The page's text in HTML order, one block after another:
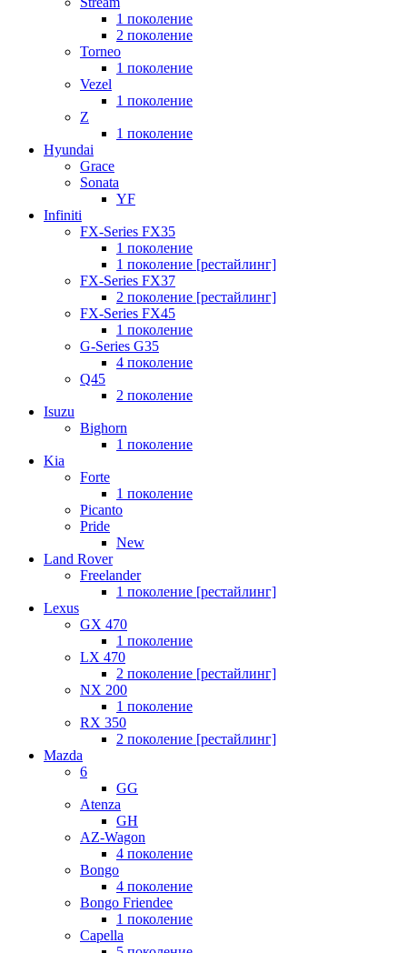
1 поколение
2 поколение
Torneo
1 поколение
Vezel
1 поколение
Z
1 поколение
Hyundai
Grace
Sonata
YF
Infiniti
FX-Series FX35
1 поколение
1 поколение [рестайлинг]
FX-Series FX37
2 поколение [рестайлинг]
FX-Series FX45
1 поколение
G-Series G35
4 поколение
Q45
2 поколение
Isuzu
Bighorn
1 поколение
Kia
Forte
1 поколение
Picanto
Pride
New
Land Rover
Freelander
1 поколение [рестайлинг]
Lexus
GX 470
1 поколение
LX 470
2 поколение [рестайлинг]
NX 200
1 поколение
RX 350
2 поколение [рестайлинг]
Mazda
6
GG
Atenza
GH
AZ-Wagon
4 поколение
Bongo
4 поколение
Bongo Friendee
1 поколение
Capella